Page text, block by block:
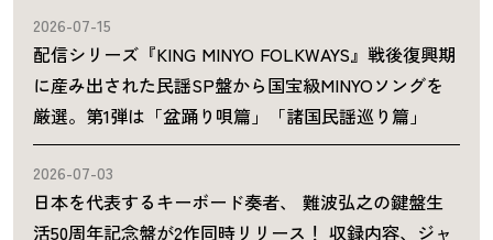
2026-07-15
配信シリーズ『KING MINYO FOLKWAYS』戦後復興期
に産み出された民謡SP盤から国宝級MINYOソングを
厳選。第1弾は「盆踊り唄篇」「諸国民謡巡り篇」
2026-07-03
日本を代表するキーボード奏者、 難波弘之の鍵盤生
活50周年記念盤が2作同時リリース！ 収録内容、ジャ